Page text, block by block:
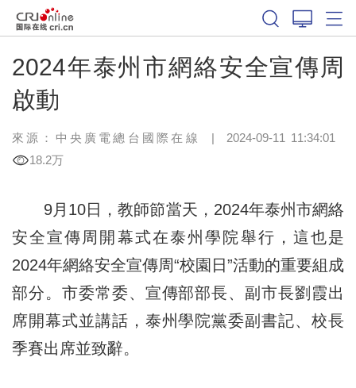
2024年泰州市網絡安全宣傳周
啟動
來源：中央廣電總台國際在線 | 2024-09-11 11:34:01
18.2万
9月10日，教師節當天，2024年泰州市網絡
安全宣傳周開幕式在泰州學院舉行，這也是
2024年網絡安全宣傳周“校園日”活動的重要組成
部分。市委常委、宣傳部部長、副市長劉霞出
席開幕式並講話，泰州學院黨委副書記、校長
季賽出席並致辭。